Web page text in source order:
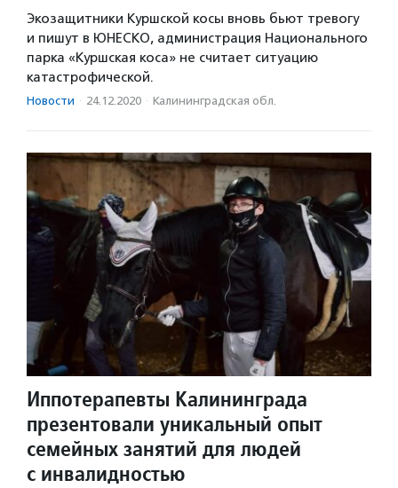
Экозащитники Куршской косы вновь бьют тревогу
и пишут в ЮНЕСКО, администрация Национального
парка «Куршская коса» не считает ситуацию
катастрофической.
Новости · 24.12.2020 · Калининградская обл.
Иппотерапевты Калининграда
презентовали уникальный опыт
семейных занятий для людей
с инвалидностью